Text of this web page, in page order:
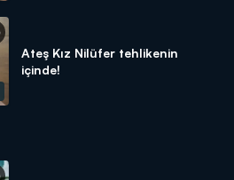
Ateş Kız Nilüfer tehlikenin
içinde!